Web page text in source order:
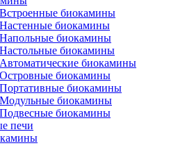
Встроенные биокамины
Настенные биокамины
Напольные биокамины
Настольные биокамины
Автоматические биокамины
Островные биокамины
Портативные биокамины
Модульные биокамины
Подвесные биокамины
печи